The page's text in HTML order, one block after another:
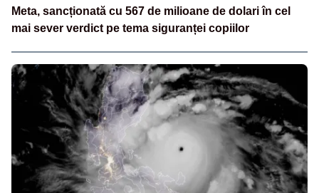
Meta, sancționată cu 567 de milioane de dolari în cel
mai sever verdict pe tema siguranței copiilor